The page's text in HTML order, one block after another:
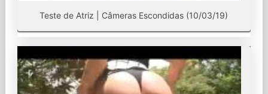
Teste de Atriz | Câmeras Escondidas (10/03/19)